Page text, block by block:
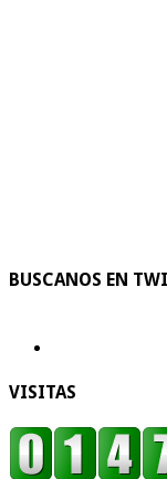
BUSCANOS EN
VISITAS